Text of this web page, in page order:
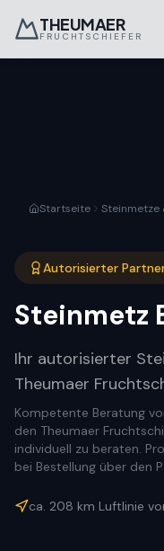
THEUMAER
FRUCHTSCHIEFER
Startseite Steinmetze
Autorisierter
Steinmetz
Ihr autorisierter
Theumaer
Kompetente Beratung
den Theumaer
individuell zu beraten.
bei Bestellung über den
ca. 208 km Luftlinie